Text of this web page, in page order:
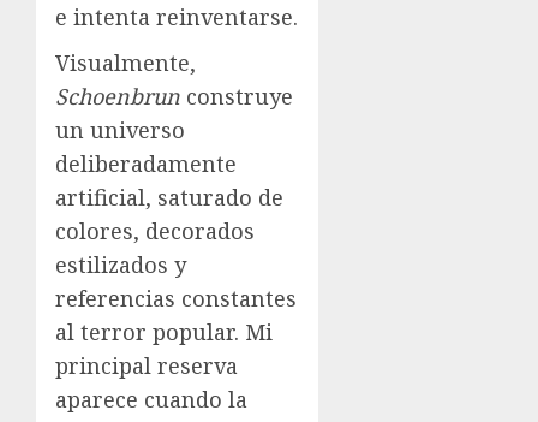
e intenta reinventarse.
Visualmente,
Schoenbrun construye
un universo
deliberadamente
artificial, saturado de
colores, decorados
estilizados y
referencias constantes
al terror popular. Mi
principal reserva
aparece cuando la